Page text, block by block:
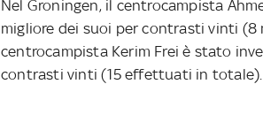
Nel Groningen, il centrocampista
migliore dei suoi per contrasti vinti (8
centrocampista Kerim Frei è stato
contrasti vinti (15 effettuati in totale).